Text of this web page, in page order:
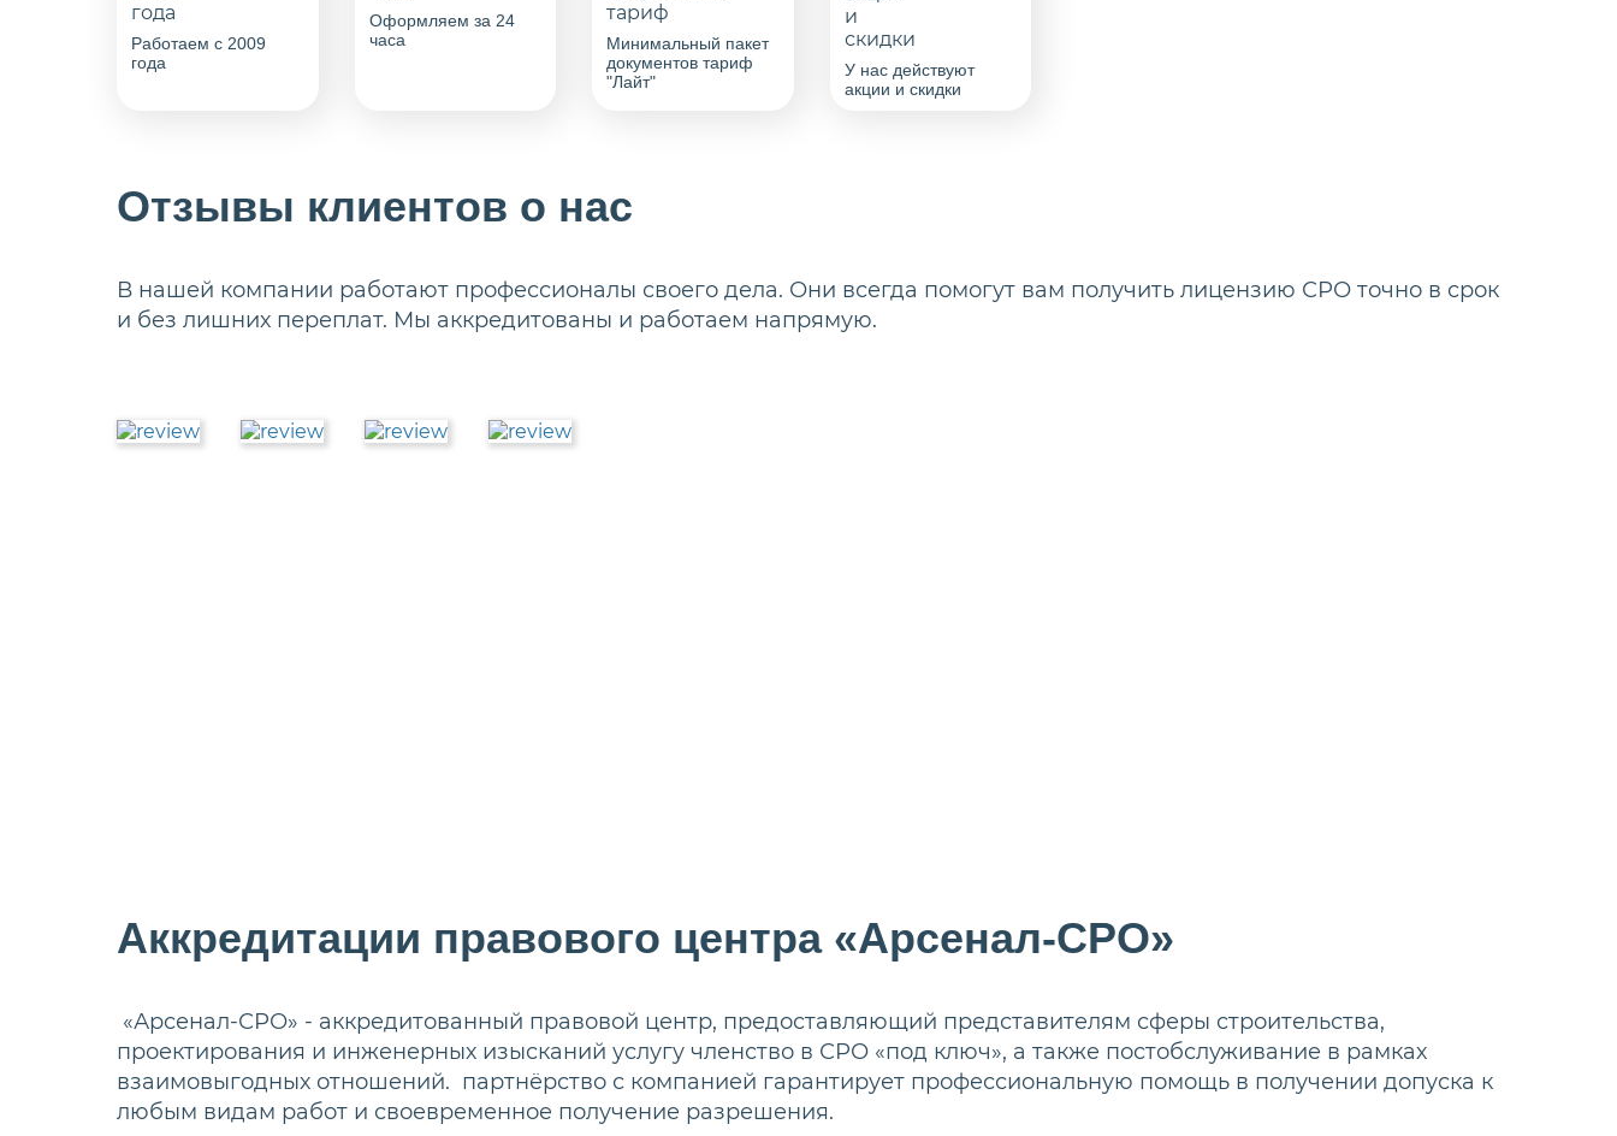
Работаем с 2009
года
Оформляем за 24
часа
Минимальный пакет
документов тариф
"Лайт"
У нас действуют
акции и скидки
Отзывы клиентов о нас
В нашей компании работают профессионалы своего дела. Они всегда помогут вам получить лицензию СРО точно в срок
и без лишних переплат. Мы аккредитованы и работаем напрямую.
Аккредитации правового центра «Арсенал-СРО»
«Арсенал-СРО» - аккредитованный правовой центр, предоставляющий представителям сферы строительства,
проектирования и инженерных изысканий услугу членство в СРО «под ключ», а также постобслуживание в рамках
взаимовыгодных отношений. партнёрство с компанией гарантирует профессиональную помощь в получении допуска к
любым видам работ и своевременное получение разрешения.